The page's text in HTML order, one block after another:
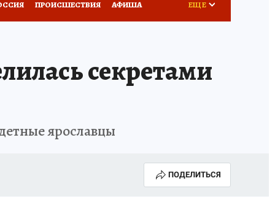
ПРОИСШЕСТВИЯ АФИША ЕЩЕ
секретами
ярославцы
ПОДЕЛИТЬСЯ